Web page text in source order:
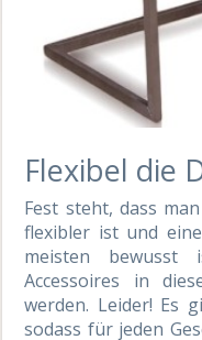
Flexibel die
Fest steht, dass
flexibler ist und
meisten
Accessoires in
werden. Leider! Es
sodass für jeden